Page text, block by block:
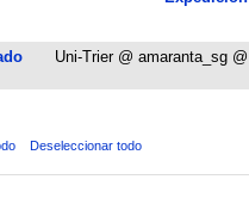
Uni-Trier @ amaranta_sg @
Deseleccionar todo